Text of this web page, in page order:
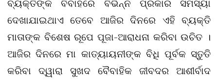
ବ୍ୟକ୍ତିଙ୍କ ବିବାହରେ ବିଭିନ୍ନ ପ୍ରକାର ସମସ୍ୟା
ଦେଖାଯାଇଥାଏ ତେବେ ଆଜିର ଦିନରେ ଏହି ବ୍ୟକ୍ତି
ମାତାଙ୍କ ବିଶେଷ ରୂପେ ପୂଜା-ଆରାଧନା କରିବା ଉଚିତ ।
ଆଜିର ଦିନରେ ମା କାତ୍ୟାୟନୀଙ୍କ ବିଧି ପୂର୍ବକ ସ୍ତୁତି
କରିବା ଦ୍ୱାରା ସୁଖଦ ବୈବାହିକ ଜୀବଦର ଆଶୀର୍ବାଦ